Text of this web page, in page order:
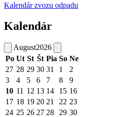
Kalendár zvozu odpadu
Kalendár
August2026
Po Ut St Št Pia So Ne
27 28 29 30 31 1
2
3
4 5 6 7 8
9
10 11 12 13 14 15 16
17 18 19 20 21 22 23
24 25 26 27 28 29 30